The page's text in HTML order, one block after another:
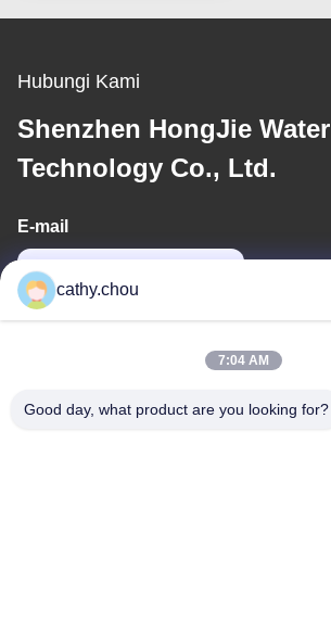
Hubungi Kami
Shenzhen HongJie Water
Technology Co., Ltd.
E-mail
cathy.chou
7:04 AM
Good day, what product are you looking for?